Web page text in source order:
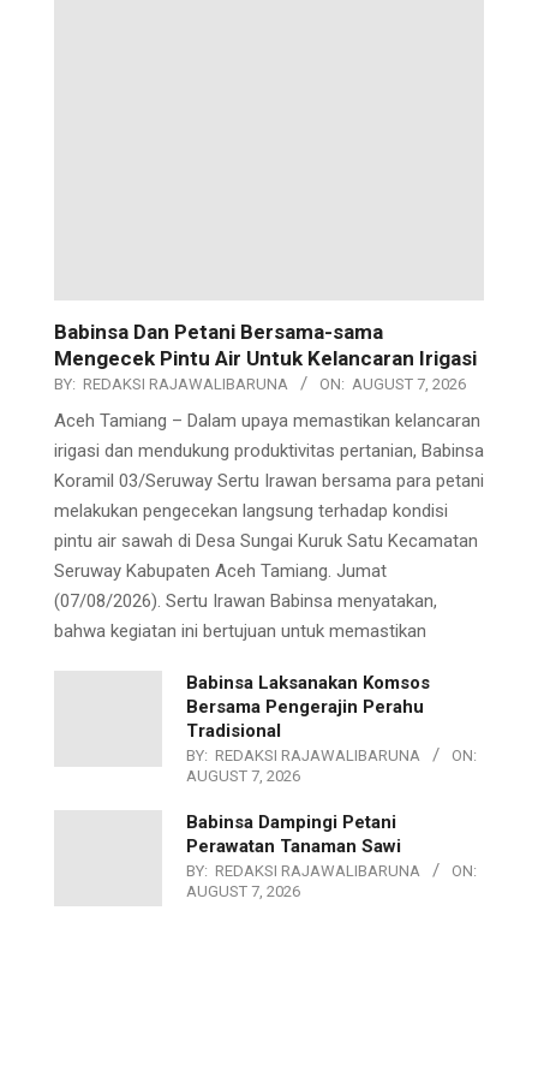
Babinsa Dan Petani Bersama-sama
Mengecek Pintu Air Untuk Kelancaran Irigasi
BY: REDAKSI RAJAWALIBARUNA ON: AUGUST 7, 2026
Aceh Tamiang – Dalam upaya memastikan kelancaran
irigasi dan mendukung produktivitas pertanian, Babinsa
Koramil 03/Seruway Sertu Irawan bersama para petani
melakukan pengecekan langsung terhadap kondisi
pintu air sawah di Desa Sungai Kuruk Satu Kecamatan
Seruway Kabupaten Aceh Tamiang. Jumat
(07/08/2026). Sertu Irawan Babinsa menyatakan,
bahwa kegiatan ini bertujuan untuk memastikan
Babinsa Laksanakan Komsos
Bersama Pengerajin Perahu
Tradisional
BY: REDAKSI RAJAWALIBARUNA
ON:
AUGUST 7, 2026
Babinsa Dampingi Petani
Perawatan Tanaman Sawi
BY: REDAKSI RAJAWALIBARUNA
ON:
AUGUST 7, 2026